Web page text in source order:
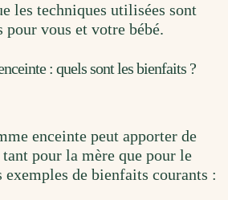
les techniques utilisées sont
pour vous et votre bébé.
: quels sont les bienfaits ?
enceinte peut apporter de
pour la mère que pour le
exemples de bienfaits courants :